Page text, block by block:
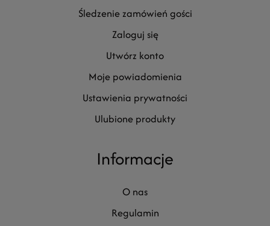
Informacje
o nas
regulamin
śledzenie zamówień gości
zaloguj się
utwórz konto
moje powiadomienia
ustawienia prywatności
ulubione produkty